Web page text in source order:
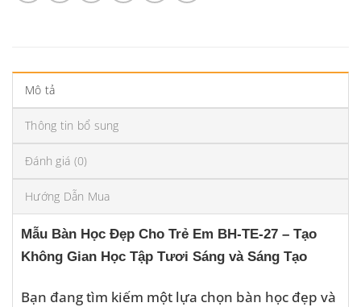
Mô tả
Thông tin bổ sung
Đánh giá (0)
Hướng Dẫn Mua
Mẫu Bàn Học Đẹp Cho Trẻ Em BH-TE-27 – Tạo
Không Gian Học Tập Tươi Sáng và Sáng Tạo
Bạn đang tìm kiếm một lựa chọn bàn học đẹp và